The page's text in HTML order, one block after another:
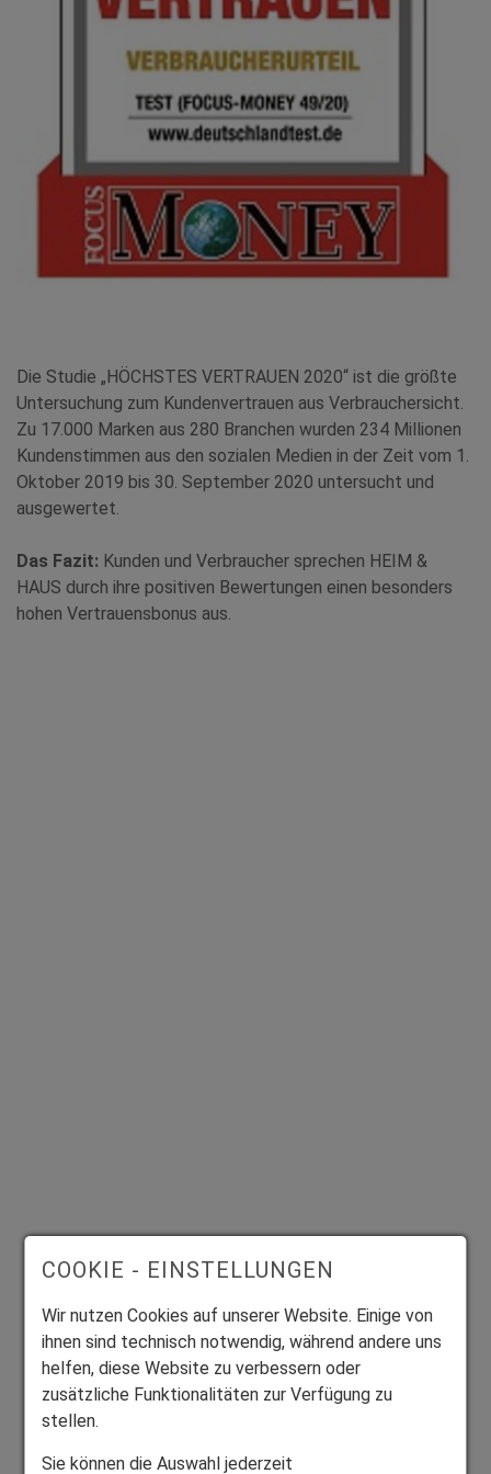
Die Studie „HÖCHSTES VERTRAUEN 2020“ ist die größte
Untersuchung zum Kundenvertrauen aus Verbrauchersicht.
Zu 17.000 Marken aus 280 Branchen wurden 234 Millionen
Kundenstimmen aus den sozialen Medien in der Zeit vom 1.
Oktober 2019 bis 30. September 2020 untersucht und
ausgewertet.
Das Fazit: Kunden und Verbraucher sprechen HEIM &
HAUS durch ihre positiven Bewertungen einen besonders
hohen Vertrauensbonus aus.
Formular ausfüllen
Ich interessiere mich für folgende Produkte:
Markise
Dachfenster-Rolladen
Rolladen
Garagentore
COOKIE - EINSTELLUNGEN
Wir nutzen Cookies auf unserer Website. Einige von
ihnen sind technisch notwendig, während andere uns
helfen, diese Website zu verbessern oder
zusätzliche Funktionalitäten zur Verfügung zu
stellen.
Sie können die Auswahl jederzeit